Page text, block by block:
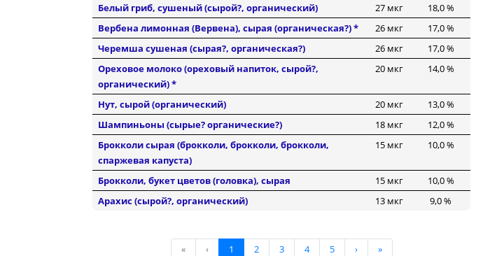
Белый гриб, сушеный (сырой?, органический)
27 мкг
18,0 %
Вербена лимонная (Вервена), сырая (органическая?) *
26 мкг
17,0 %
Черемша сушеная (сырая?, органическая?)
26 мкг
17,0 %
Ореховое молоко (ореховый напиток, сырой?,
органический) *
20 мкг 14,0 %
Нут, сырой (органический) 20 мкг
13,0 %
Шампиньоны (сырые? органические?)
18 мкг
12,0 %
Брокколи сырая (брокколи, брокколи, брокколи,
спаржевая капуста)
15 мкг 10,0 %
Брокколи, букет цветов (головка), сырая 15 мкг
10,0 %
Арахис (сырой?, органический)
13 мкг 9,0 %
« ‹ 1 2 3 4 5 › »